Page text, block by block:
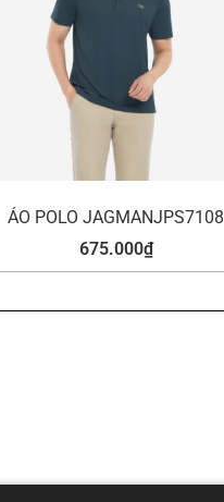
ÁO POLO JAGMANJPS7108
675.000₫